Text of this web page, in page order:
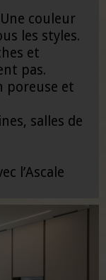
couleur
les styles.
et
pas.
poreuse et
salles de
l’Ascale